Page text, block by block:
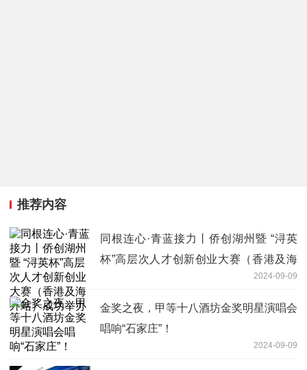
推荐内容
同根连心·青蓝接力丨侨创湖州暨 “浔英
杯”高层次人才创新创业大赛（香港及海
2024-09-09
金奖之夜，甲等十八酒坊金奖明星演唱会
唱响“石家庄”！
2024-09-09